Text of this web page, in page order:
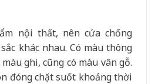
nội thất, nên cửa chống
khác nhau. Có màu thông
ghi, cũng có màu vân gỗ.
đóng chặt suốt khoảng thời